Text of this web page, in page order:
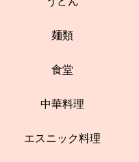
麺類
食堂
中華料理
エスニック料理